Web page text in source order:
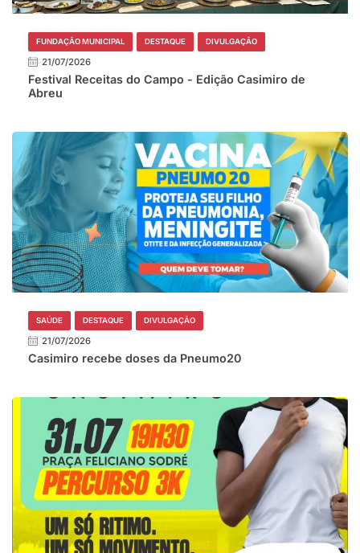
FUNDAÇÃO MUNICIPAL DESTAQUE DIVULGAÇÃO
21/07/2026
Festival Receitas do Campo - Edição Casimiro de
Abreu
SAÚDE DESTAQUE DIVULGAÇÃO
21/07/2026
Casimiro recebe doses da Pneumo20